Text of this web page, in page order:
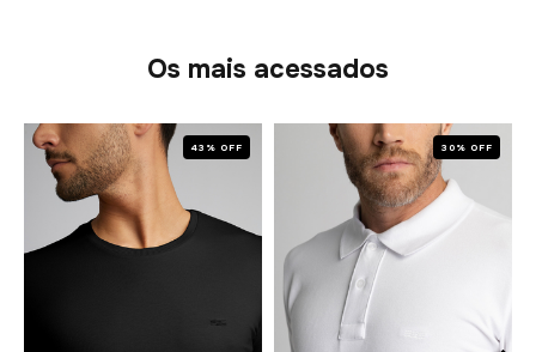
Os mais acessados
43% OFF 30% OFF